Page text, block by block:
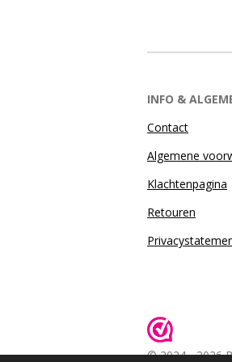
INFO &
Contact
Algemene
Klachtenpagina
Retouren
© 2024 - 2026